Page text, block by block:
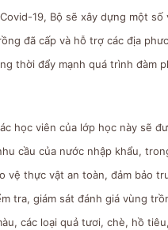
19, Bộ sẽ xây dựng một
đã cấp và hỗ trợ các địa
thời đẩy mạnh quá trình đàm
học viên của lớp học này sẽ
cầu của nước nhập khẩu,
vệ thực vật an toàn, đảm bảo
tra, giám sát đánh giá vùng
các loại quả tươi, chè, hồ